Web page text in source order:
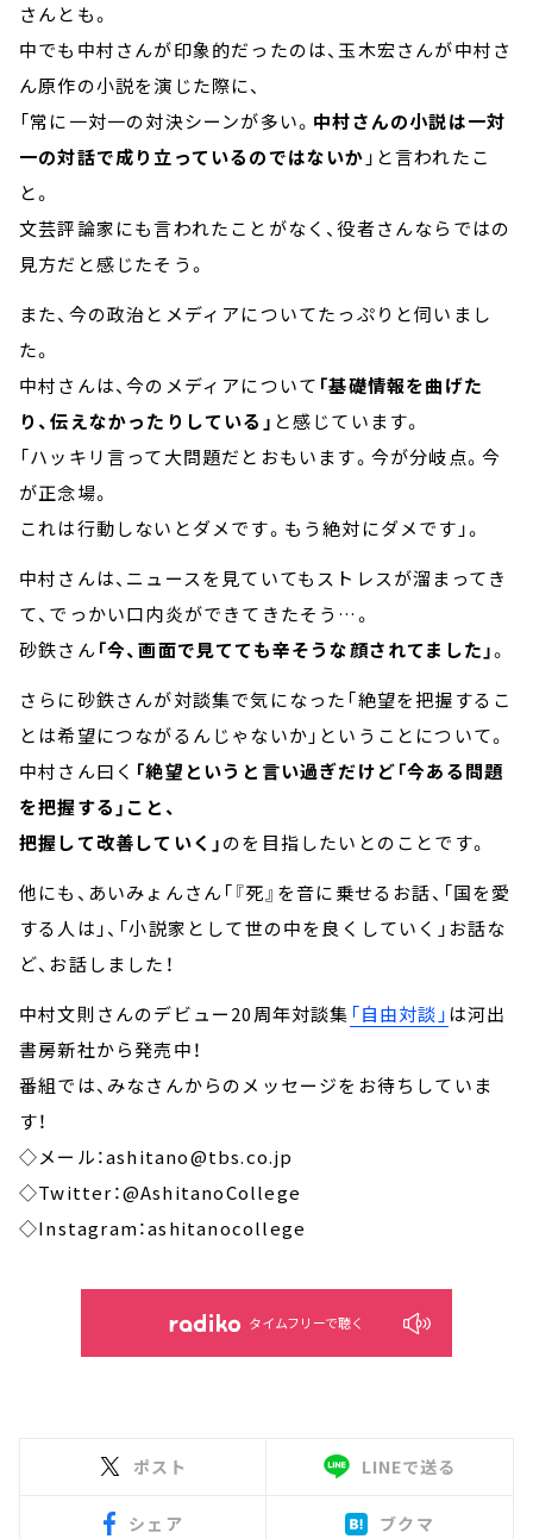
さんとも。
中でも中村さんが印象的だったのは、玉木宏さんが中村さ
ん原作の小説を演じた際に、
「常に一対一の対決シーンが多い。 中村さんの小説は一対
一の対話で成り立っているのではないか 」と言われたこ
と。
文芸評論家にも言われたことがなく、役者さんならではの
見方だと感じたそう。
また、今の政治とメディアについてたっぷりと伺いまし
た。
中村さんは、今のメディアについて 「基礎情報を曲げた
り、伝えなかったりしている」 と感じています。
「ハッキリ言って大問題だとおもいます。今が分岐点。今
が正念場。
これは行動しないとダメです。もう絶対にダメです」。
中村さんは、ニュースを見ていてもストレスが溜まってき
て、でっかい口内炎ができてきたそう…。
砂鉄さん「今、画面で見てても辛そうな顔されてました」。
さらに砂鉄さんが対談集で気になった「絶望を把握するこ
とは希望につながるんじゃないか」ということについて。
中村さん曰く 「絶望というと言い過ぎだけど「今ある問題
を把握する」こと、
把握して改善していく」のを目指したいとのことです。
他にも、あいみょんさん「『死』を音に乗せるお話、「国を愛
する人は」、「小説家として世の中を良くしていく」お話な
ど、お話しました！
中村文則さんのデビュー20周年対談集 「自由対談」 は河出
書房新社から発売中！
番組では、みなさんからのメッセージをお待ちしていま
す！
◇メール：ashitano@tbs.co.jp
◇Twitter：@AshitanoCollege
◇Instagram：ashitanocollege
タイムフリーで聴く
ポスト LINEで送る
シェア ブクマ